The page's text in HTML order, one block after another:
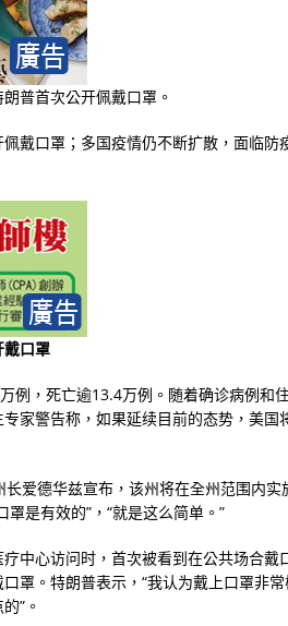
普首次公开佩戴口罩。
戴口罩；多国疫情仍不断扩散，面临防
戴口罩
例，死亡逾13.4万例。随着确诊病例和
家警告称，如果延续目前的态势，美国
爱德华兹宣布，该州将在全州范围内实
罩是有效的”，“就是这么简单。”
中心访问时，首次被看到在公共场合戴
罩。特朗普表示，“我认为戴上口罩非
”。